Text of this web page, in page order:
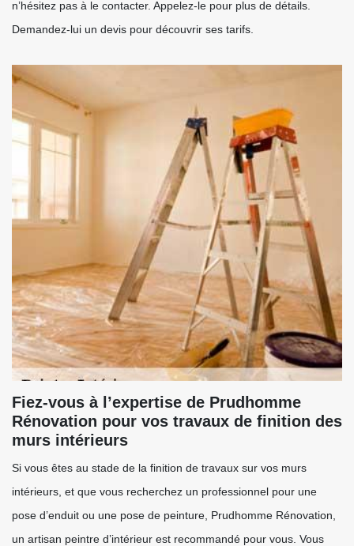
n’hésitez pas à le contacter. Appelez-le pour plus de détails.
Demandez-lui un devis pour découvrir ses tarifs.
Fiez-vous à l’expertise de Prudhomme
Rénovation pour vos travaux de finition des
murs intérieurs
Si vous êtes au stade de la finition de travaux sur vos murs
intérieurs, et que vous recherchez un professionnel pour une
pose d’enduit ou une pose de peinture, Prudhomme Rénovation,
un artisan peintre d’intérieur est recommandé pour vous. Vous